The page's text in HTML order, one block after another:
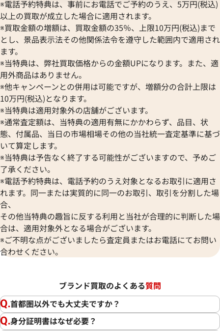
※電話予約特典は、事前にお電話でご予約のうえ、5万円(税込)
以上の買取が成立した場合に適用されます。
※買取金額の増額は、買取金額の35％、上限10万円(税込)まで
とし、景品表示法その他関係法令を遵守した範囲内で適用され
ます。
※当特典は、弊社買取価格からの金額UPになります。また、適
用外商品はありません。
※他キャンペーンとの併用は可能ですが、増額分の合計上限は
10万円(税込)となります。
※当特典は適用対象外の店舗がございます。
※通常査定額は、当特典の適用有無にかかわらず、品目、状
態、付属品、当日の市場相場その他の当社統一査定基準に基づ
いて算定します。
※当特典は予告なく終了する可能性がございますので、予めご
了承ください。
※電話予約特典は、電話予約のうえ対象となるお取引に適用さ
れます。同一または実質的に同一のお取引、取引を分割した場
合、
その他当特典の趣旨に反する利用と当社が合理的に判断した場
合は、適用対象外となる場合がございます。
※ご不明な点がございましたら査定員またはお電話にてお問い
合わせください。
ブランド買取のよくある質問
首都圏以外でも大丈夫ですか？
身分証明書はなぜ必要？